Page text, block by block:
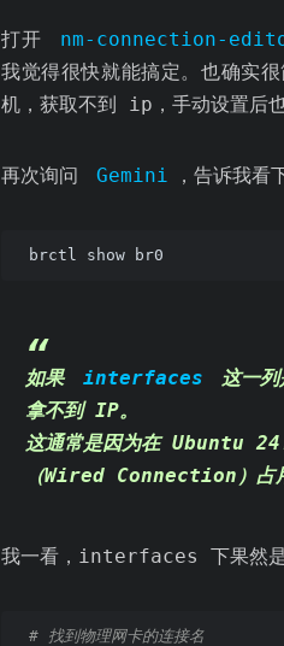
打开 nm-connection-
我觉得很快就能搞定。也确实
机，获取不到 ip，手动设置后也
再次询问 Gemini ，告诉我看
brctl show br0
如果 interfaces
这一列
拿不到 IP。
这通常是因为在 Ubuntu
（Wired Connection）占
我一看，interfaces 下果然是
# 找到物理网卡的连接名